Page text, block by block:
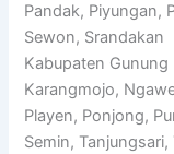
Pandak, Piyungan,
Sewon, Srandakan
Kabupaten Gunung
Karangmojo,
Playen, Ponjong,
Semin,